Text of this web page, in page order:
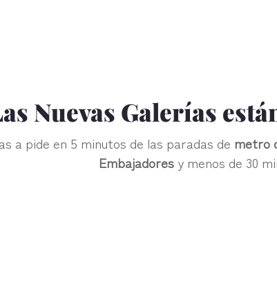
Nuevas Galerías
a pide en 5 minutos de las paradas de metro
Embajadores y menos de 30